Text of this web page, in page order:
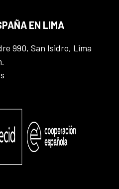
EN LIMA
990, San Isidro, Lima